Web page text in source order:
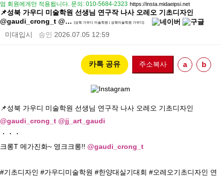
엄 회원에게만 적용됩니다. 문의: 010-5684-2323 https://insta.midaeipsi.net
📌성북 가우디 미술학원 선생님 연구작 나사 오레오 기초디자인
@gaudi_crong_t @…
[성북 가우디 미술학원 | 성북미술학원 가우디]
미대입시 승인 2026.07.05 12:59
카톡 공유 주소복사 a b
@gaudi_crong_t @jj_art_gaudi
・・・
크롱T 메가진화~ 영크크롱!! @gaudi_crong_t
#기초디자인 #가우디미술학원 #한양대실기대회 #오레오기초디자인 연